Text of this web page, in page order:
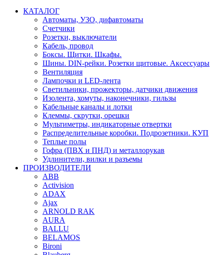
КАТАЛОГ
Автоматы, УЗО, дифавтоматы
Счетчики
Розетки, выключатели
Кабель, провод
Боксы. Щитки. Шкафы.
Шины. DIN-рейки. Розетки щитовые. Аксессуары
Вентиляция
Лампочки и LED-лента
Светильники, прожекторы, датчики движения
Изолента, хомуты, наконечники, гильзы
Кабельные каналы и лотки
Клеммы, скрутки, орешки
Мультиметры, индикаторные отвертки
Распределительные коробки. Подрозетники. КУП
Теплые полы
Гофра (ПВХ и ПНД) и металлорукав
Удлинители, вилки и разъемы
ПРОИЗВОДИТЕЛИ
ABB
Activision
ADAX
Ajax
ARNOLD RAK
AURA
BALLU
BELAMOS
Bironi